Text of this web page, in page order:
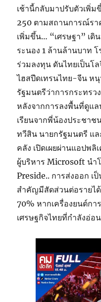
เช้านี้กลับมาปรับตัวเพิ่
250 ตามสถานการณ์รา
เพิ่มขึ้น… “เศรษฐา” เ
ระนอง 1 ล้านล้านบาท
ร่วมลงทุน ดันไทยเป็นโ
ไฮสปีดเทรนไทย-จีน ห
รัฐมนตรีว่าการกระทรว
หลังจากการลงพื้นที่ดูแล
เรียนจากพี่น้องประชาช
ทวีสิน นายกรัฐมนตรี แล
คลัง เปิดเผยผ่านแอปพ
ผู้บริหาร Microsoft นำ
Preside.. การส่งออก เ
สำคัญมีสัดส่วนต่อรายไ
70% หากเครื่องยนต์ก
เศรษฐกิจไทยที่กำลังอ่อ